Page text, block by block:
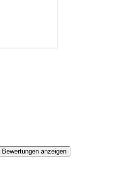
Bewertungen anzeigen